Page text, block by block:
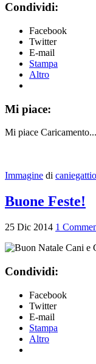
Condividi:
Facebook
Twitter
E-mail
Stampa
Altro
Mi piace:
Mi piace Caricamento...
Immagine di
Buone Feste!
25 Dic 2014 1
Condividi:
Facebook
Twitter
E-mail
Stampa
Altro